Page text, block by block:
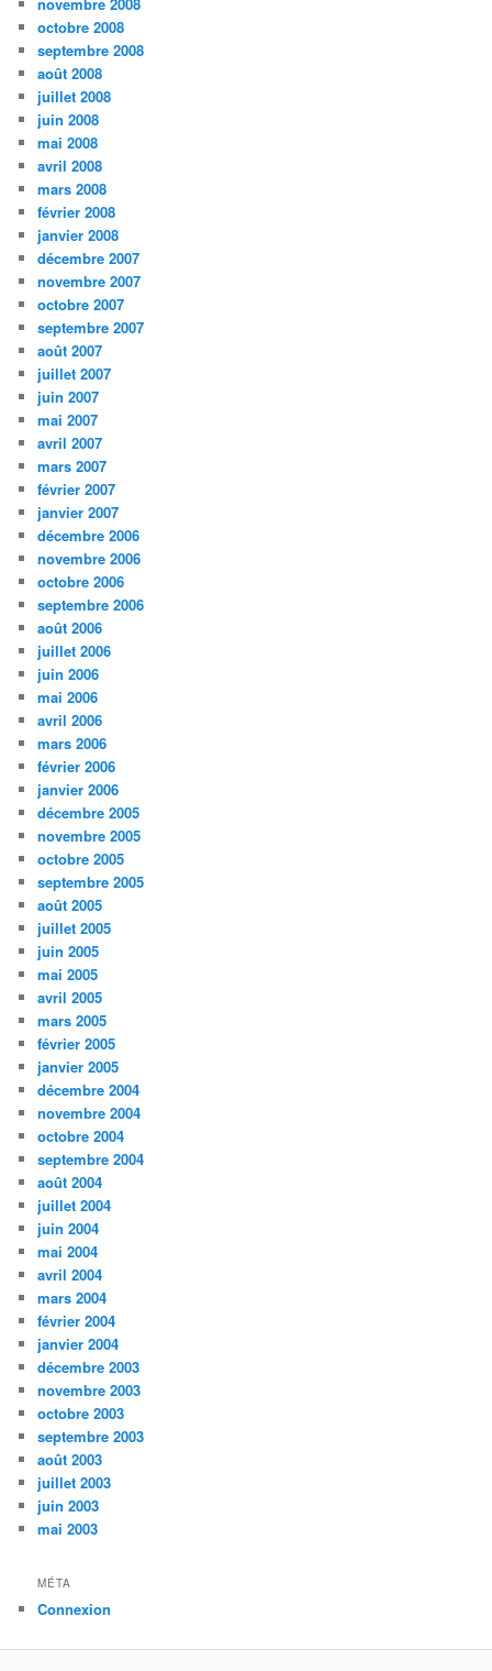
octobre 2008
septembre 2008
août 2008
juillet 2008
juin 2008
mai 2008
avril 2008
mars 2008
février 2008
janvier 2008
décembre 2007
novembre 2007
octobre 2007
septembre 2007
août 2007
juillet 2007
juin 2007
mai 2007
avril 2007
mars 2007
février 2007
janvier 2007
décembre 2006
novembre 2006
octobre 2006
septembre 2006
août 2006
juillet 2006
juin 2006
mai 2006
avril 2006
mars 2006
février 2006
janvier 2006
décembre 2005
novembre 2005
octobre 2005
septembre 2005
août 2005
juillet 2005
juin 2005
mai 2005
avril 2005
mars 2005
février 2005
janvier 2005
décembre 2004
novembre 2004
octobre 2004
septembre 2004
août 2004
juillet 2004
juin 2004
mai 2004
avril 2004
mars 2004
février 2004
janvier 2004
décembre 2003
novembre 2003
octobre 2003
septembre 2003
août 2003
juillet 2003
juin 2003
mai 2003
MÉTA
Connexion